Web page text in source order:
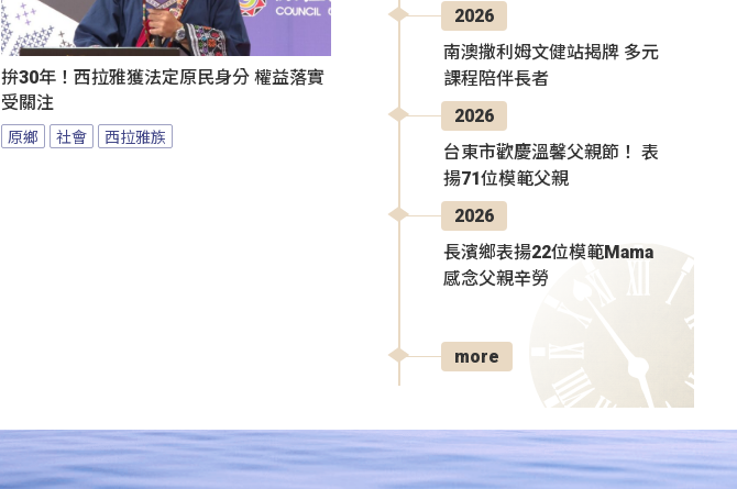
拚30年！西拉雅獲法定原民身分 權益落實
受關注
原鄉 社會 西拉雅族
2026
南澳撒利姆文健站揭牌 多元
課程陪伴長者
2026
台東市歡慶溫馨父親節！ 表
揚71位模範父親
2026
長濱鄉表揚22位模範Mama
感念父親辛勞
more